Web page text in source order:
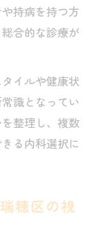
持病を持つ方
合的な診療が
イルや健康状
識となってい
整理し、複数
る内科選択に
穂区の視